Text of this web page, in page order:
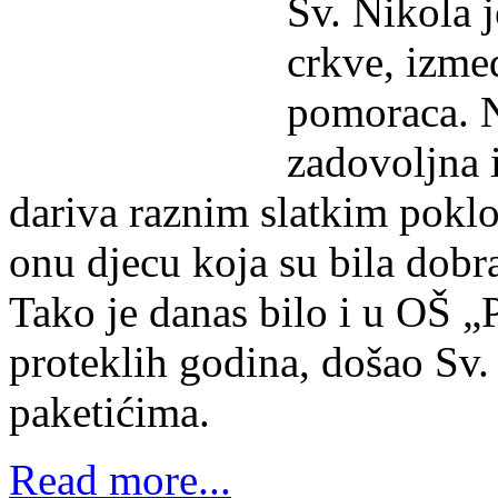
Sv. Nikola
crkve,
pomoraca.
zadovoljna
dariva raznim slatkim
onu djecu koja su bila
Tako je danas bilo i u OŠ
proteklih godina, došao
paketićima.
Read more...